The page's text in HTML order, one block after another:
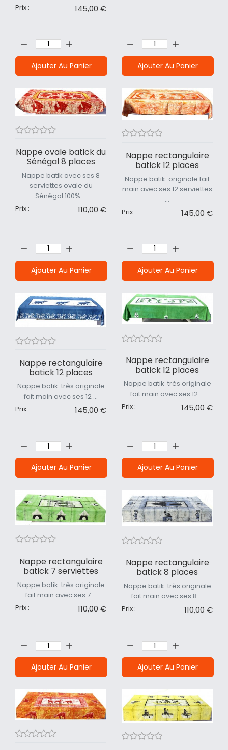
Prix :
145,00 €
Ajouter Au Panier Ajouter Au Panier
Nappe ovale batick du
Sénégal 8 places
Nappe batik avec ses 8
serviettes ovale du
Sénégal 100% ...
Prix :
110,00 €
Ajouter Au Panier
Nappe rectangulaire
batick 12 places
Nappe batik originale fait
main avec ses 12 serviettes
...
Prix :
145,00 €
Ajouter Au Panier
Nappe rectangulaire
batick 12 places
Nappe batik très originale
fait main avec ses 12 ...
Prix :
145,00 €
Ajouter Au Panier
Nappe rectangulaire
batick 12 places
Nappe batik très originale
fait main avec ses 12 ...
Prix :
145,00 €
Ajouter Au Panier
Nappe rectangulaire
batick 7 serviettes
Nappe batik très originale
fait main avec ses 7 ...
Prix :
110,00 €
Ajouter Au Panier
Nappe rectangulaire
batick 8 places
Nappe batik très originale
fait main avec ses 8 ...
Prix :
110,00 €
Ajouter Au Panier